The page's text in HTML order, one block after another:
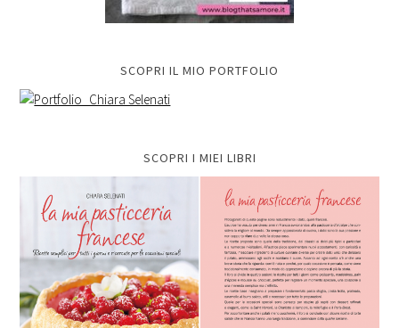
SCOPRI IL MIO PORTFOLIO
SCOPRI I MIEI LIBRI